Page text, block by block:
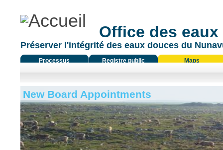
Office des
Préserver l'intégrité des eaux douces du
Processus
Registre public Maps
New Board Appointments